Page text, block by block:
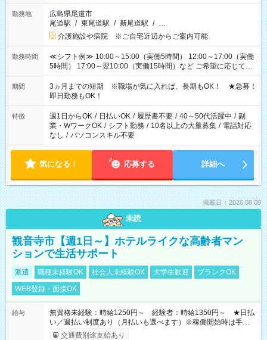
勤務地
広島県尾道市
尾道駅 / 東尾道駅 / 新尾道駅 / …
介護施設や病院 ※ご自宅近辺からご案内可能
勤務時間
≪シフト例≫ 10:00～15:00（実働5時間） 12:00～17:00（実働
5時間） 17:00～翌10:00（実働15時間）など ご希望に応じて、
働く時間は調整できます！ お気軽に担当へ相談ください！
期間
3ヵ月までの短期 ※職場が気に入れば、長期もOK！ ★急募！
即日勤務もOK！
特徴 週1日からOK / 日払いOK / 履歴書不要 / 40～50代活躍中 / 副
業・WワークOK / シフト勤務 / 10名以上の大量募集 / 電話対応
なし / パソコンスキル不要
気になる！ 応募する 詳細へ
掲載日：2026.08.09
未読
観音寺市【週1日～】ホテルライクな高齢者マン
ションで生活サポート
派遣 職種未経験OK 社会人未経験OK 大学生歓迎
ブランクOK
WEB登録・面接OK
給与
無資格未経験：時給1250円～ 経験者：時給1350円～ ★日払
い／週払い制度あり（月払いも選べます）※稼働開始時は手続き
完了次第のお支払いとなります。
交通費別途支給あり